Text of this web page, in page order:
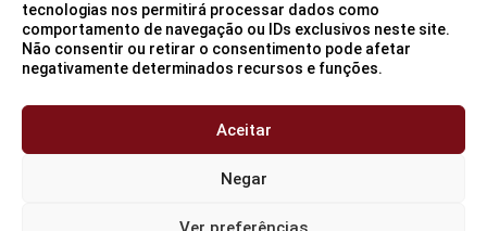
tecnologias nos permitirá processar dados como
comportamento de navegação ou IDs exclusivos neste site.
Não consentir ou retirar o consentimento pode afetar
negativamente determinados recursos e funções.
Aceitar
Negar
Sede (São Paulo/SP)